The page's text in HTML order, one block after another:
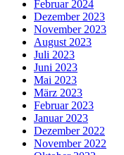
Februar 2024
Dezember 2023
November 2023
August 2023
Juli 2023
Juni 2023
Mai 2023
März 2023
Februar 2023
Januar 2023
Dezember 2022
November 2022